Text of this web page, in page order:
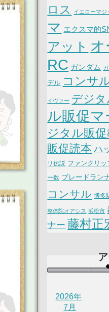
ロス
イエローマジ
マ エクスマ的
アット オ
RC ガンダム
デル コンサ
イヴァー デジタ
ル販促
ジタル販
販促読本 ハ
リ伝説 ファンクリッ
ー数 ブレードラン
コンサル 博多
整体院オアシス 浜松市
ナー 藤村正
2026年
7月